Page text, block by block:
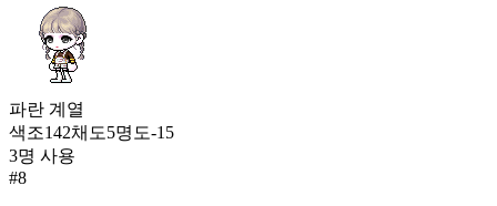
파란 계열
색조142채도5명도-15
3명 사용
#8